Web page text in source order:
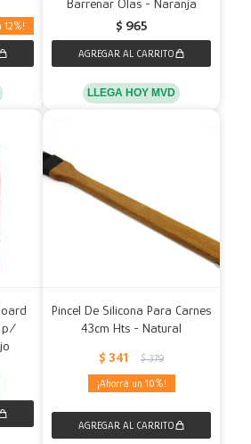
12
Barrenar Olas - Naranja
$ 965
LLEGA HOY MVD
p/
Pincel De Silicona Para Carnes
43cm Hts - Natural
$ 341 $ 379
10